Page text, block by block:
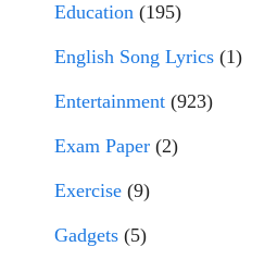
Education (195)
English Song Lyrics (1)
Entertainment (923)
Exam Paper (2)
Exercise (9)
Gadgets (5)